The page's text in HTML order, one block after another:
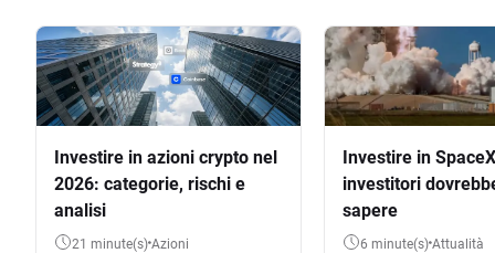
Investire in azioni crypto nel
2026: categorie, rischi e
analisi
21 minute(s) Azioni
Investire in
investitori
sapere
6 minute(s) Attualità